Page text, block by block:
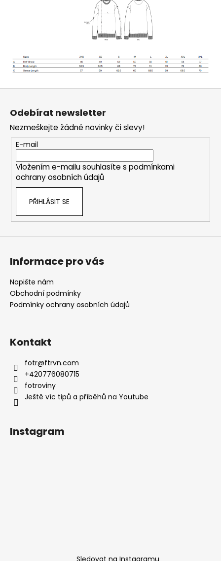
Z
Odebírat newsletter
Nezmeškejte žádné novinky či slevy!
E-mail
Vložením e-mailu souhlasíte s podmínkami
ochrany osobních údajů
PŘIHLÁSIT SE
Informace pro vás
Napište nám
Obchodní podmínky
Podmínky ochrany osobních údajů
Kontakt
fotr@ftrvn.com
+420776080715
fotroviny
Ještě víc tipů a příběhů na Youtube
Instagram
Sledovat na Instagramu